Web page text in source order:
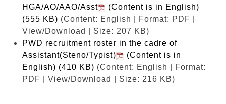
HGA/AO/AAO/Asst
(Content is in English)
(555 KB) (Content: English | Format: PDF |
View/Download | Size: 207 KB)
PWD recruitment roster in the cadre of
Assistant(Steno/Typist)
(Content is in
English) (410 KB) (Content: English | Format:
PDF | View/Download | Size: 216 KB)